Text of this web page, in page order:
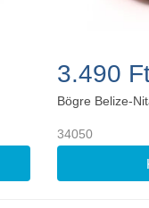
3.490
Bögre Belize-
34050